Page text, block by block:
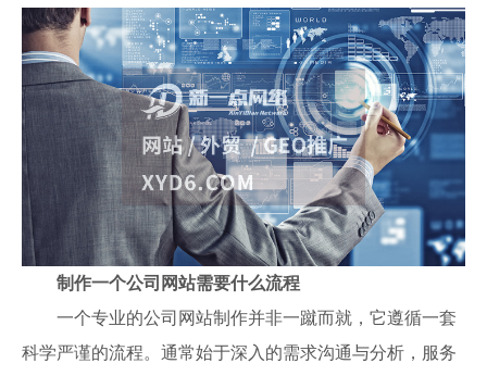
制作一个公司网站需要什么流程
一个专业的公司网站制作并非一蹴而就，它遵循一套
科学严谨的流程。通常始于深入的需求沟通与分析，服务